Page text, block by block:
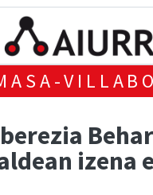
izena